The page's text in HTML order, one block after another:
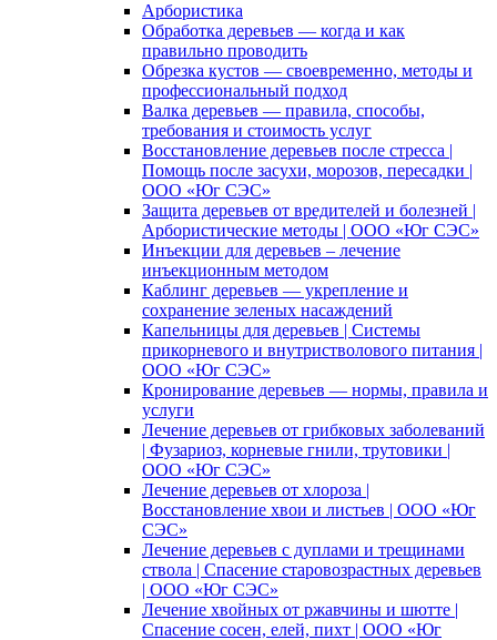
Арбористика
Обработка деревьев — когда и как
правильно проводить
Обрезка кустов — своевременно, методы и
профессиональный подход
Валка деревьев — правила, способы,
требования и стоимость услуг
Восстановление деревьев после стресса |
Помощь после засухи, морозов, пересадки |
ООО «Юг СЭС»
Защита деревьев от вредителей и болезней |
Арбористические методы | ООО «Юг СЭС»
Инъекции для деревьев – лечение
инъекционным методом
Каблинг деревьев — укрепление и
сохранение зеленых насаждений
Капельницы для деревьев | Системы
прикорневого и внутристволового питания |
ООО «Юг СЭС»
Кронирование деревьев — нормы, правила и
услуги
Лечение деревьев от грибковых заболеваний
| Фузариоз, корневые гнили, трутовики |
ООО «Юг СЭС»
Лечение деревьев от хлороза |
Восстановление хвои и листьев | ООО «Юг
СЭС»
Лечение деревьев с дуплами и трещинами
ствола | Спасение старовозрастных деревьев
| ООО «Юг СЭС»
Лечение хвойных от ржавчины и шютте |
Спасение сосен, елей, пихт | ООО «Юг